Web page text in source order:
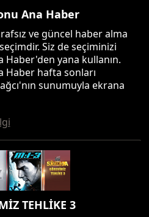
Ana Haber
ve güncel haber alma
Siz de seçiminizi
Haber'den yana kullanın.
Haber hafta sonları
sunumuyla ekrana
TEHLİKE 3